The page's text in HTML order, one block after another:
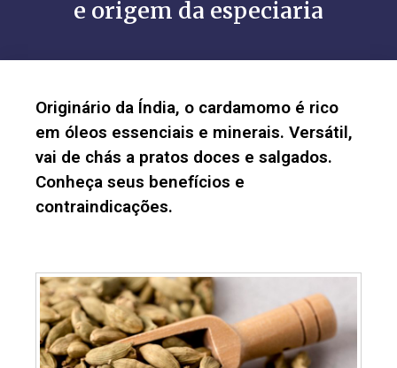
e origem da especiaria
Originário da Índia, o cardamomo é rico
em óleos essenciais e minerais. Versátil,
vai de chás a pratos doces e salgados.
Conheça seus benefícios e
contraindicações.